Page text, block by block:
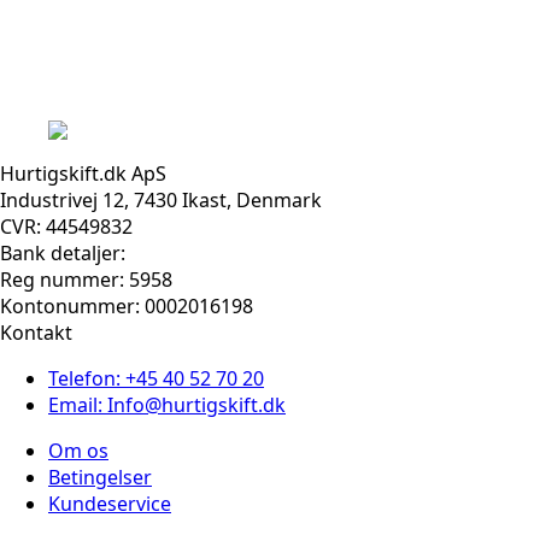
Hurtigskift.dk ApS
Industrivej 12, 7430 Ikast, Denmark
CVR: 44549832
Bank detaljer:
Reg nummer: 5958
Kontonummer: 0002016198
Kontakt
Telefon: +45 40 52 70 20
Email: Info@hurtigskift.dk
Om os
Betingelser
Kundeservice